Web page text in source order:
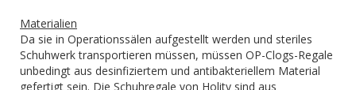
Materialien
Da sie in Operationssälen aufgestellt werden und steriles
Schuhwerk transportieren müssen, müssen OP-Clogs-Regale
unbedingt aus desinfiziertem und antibakteriellem Material
gefertigt sein. Die Schuhregale von Holity sind aus